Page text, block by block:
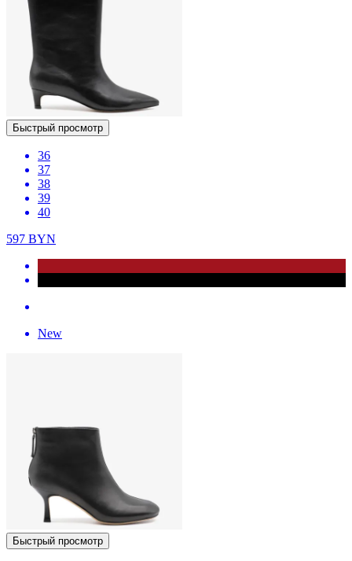
Быстрый просмотр
36
37
38
39
40
597 BYN
New
Быстрый просмотр